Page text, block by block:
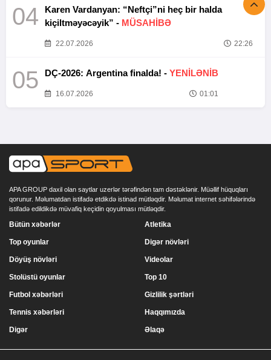
04
Karen Vardanyan: “Neftçi”ni heç bir halda
kiçiltməyəcəyik” - MÜSAHİBƏ
22.07.2026 22:26
05 DÇ-2026: Argentina finalda! - YENİLƏNİB
16.07.2026 01:01
APA GROUP daxil olan saytlar uzerlər tərəfindən tam dəstəklənir. Müəllif hüquqları
qorunur. Məlumatdan istifadə etdikdə istinad mütləqdir. Məlumat internet səhifələrində
istifadə edildikdə müvafiq keçidin qoyulması mütləqdir.
Bütün xəbərlər
Top oyunlar
Döyüş növləri
Stolüstü oyunlar
Atletika
Digər növləri
Videolar
Top 10
Futbol xəbərləri
Tennis xəbərləri
Digər
Gizlilik şərtləri
Haqqımızda
Əlaqə